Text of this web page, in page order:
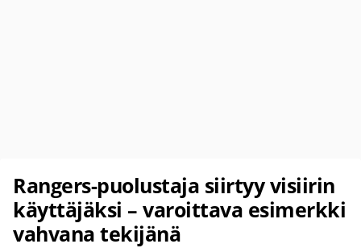
Rangers-puolustaja siirtyy visiirin
käyttäjäksi – varoittava esimerkki
vahvana tekijänä